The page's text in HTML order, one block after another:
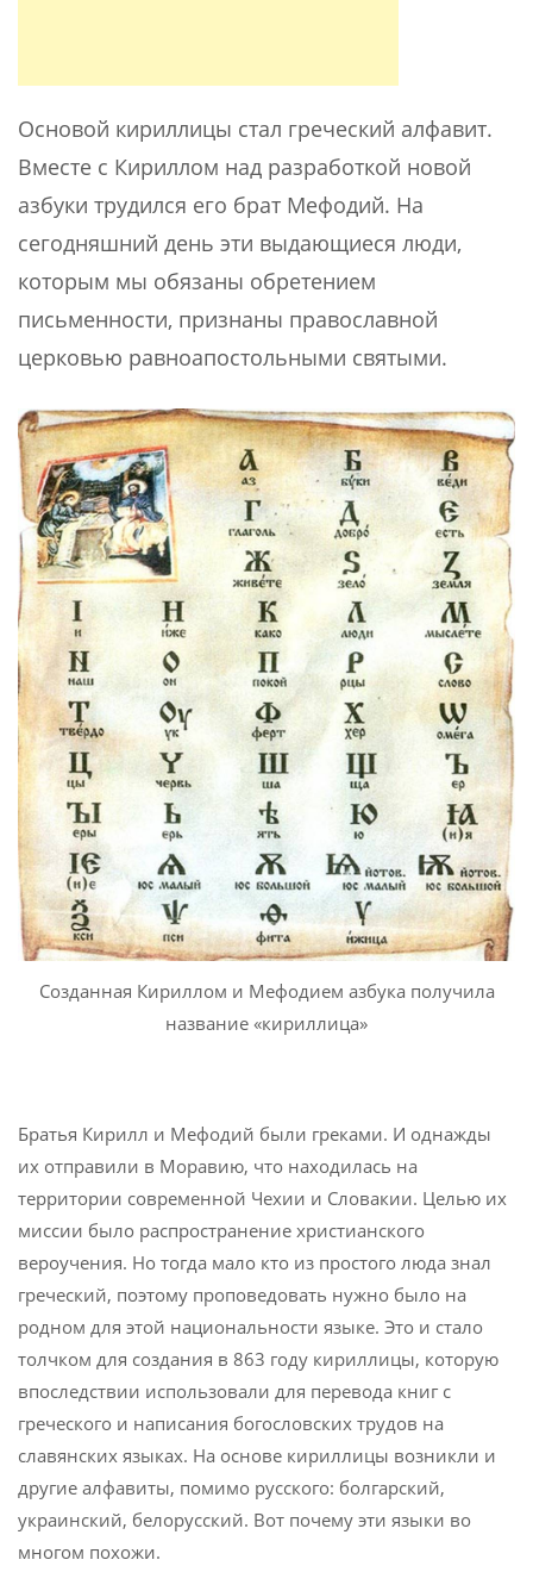
Основой кириллицы стал греческий алфавит.
Вместе с Кириллом над разработкой новой
азбуки трудился его брат Мефодий. На
сегодняшний день эти выдающиеся люди,
которым мы обязаны обретением
письменности, признаны православной
церковью равноапостольными святыми.
Созданная Кириллом и Мефодием азбука получила
название «кириллица»
Братья Кирилл и Мефодий были греками. И однажды
их отправили в Моравию, что находилась на
территории современной Чехии и Словакии. Целью их
миссии было распространение христианского
вероучения. Но тогда мало кто из простого люда знал
греческий, поэтому проповедовать нужно было на
родном для этой национальности языке. Это и стало
толчком для создания в 863 году кириллицы, которую
впоследствии использовали для перевода книг с
греческого и написания богословских трудов на
славянских языках. На основе кириллицы возникли и
другие алфавиты, помимо русского: болгарский,
украинский, белорусский. Вот почему эти языки во
многом похожи.